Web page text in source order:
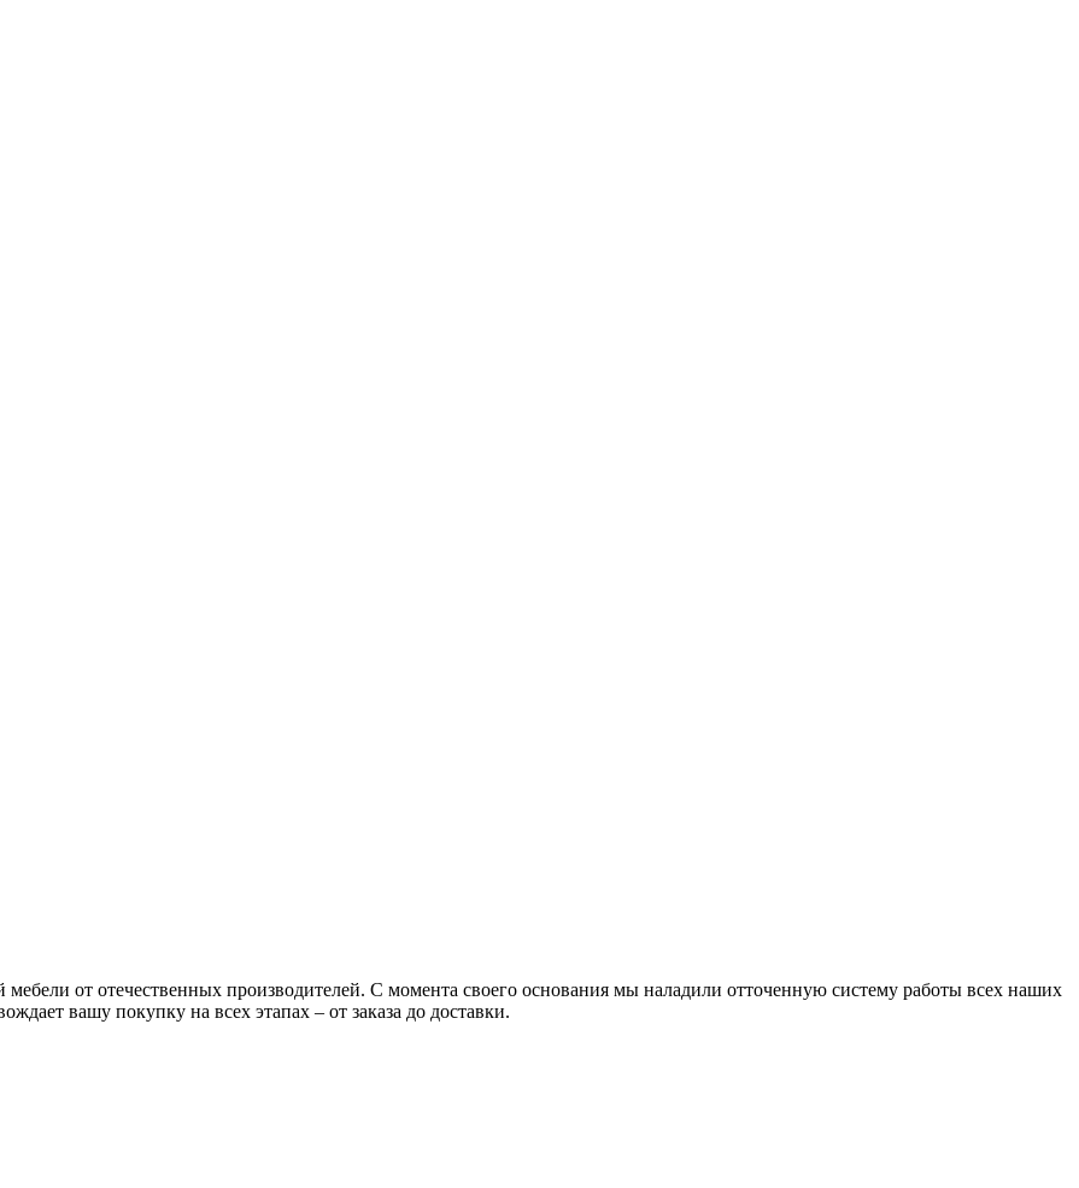
мебели от отечественных производителей. С момента своего основания мы наладили отточенную систему работы всех наших
вашу покупку на всех этапах – от заказа до доставки.